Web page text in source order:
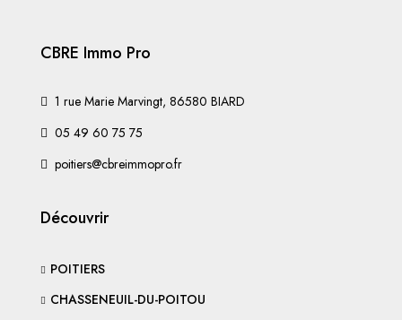
CBRE Immo Pro
1 rue Marie Marvingt, 86580 BIARD
05 49 60 75 75
poitiers@cbreimmopro.fr
Découvrir
POITIERS
CHASSENEUIL-DU-POITOU